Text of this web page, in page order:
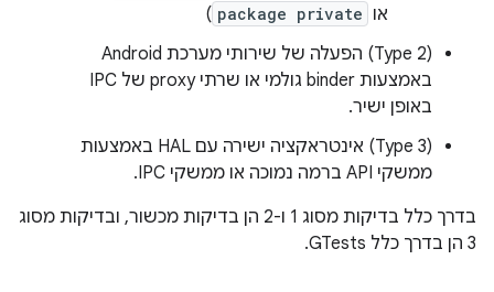
או package private
)
‫(Type 2) הפעלה של שירותי מערכת Android
באמצעות binder גולמי או שרתי proxy של IPC
באופן ישיר.
‫(Type 3) אינטראקציה ישירה עם HAL באמצעות
ממשקי API ברמה נמוכה או ממשקי IPC.
בדרך כלל בדיקות מסוג 1 ו-2 הן בדיקות מכשור, ובדיקות מסוג
3 הן בדרך כלל GTests.